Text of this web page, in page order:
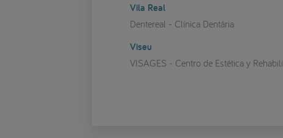
Vila Real
Dentereal - Clínica Dentária
Viseu
VISAGES - Centro de Estética y